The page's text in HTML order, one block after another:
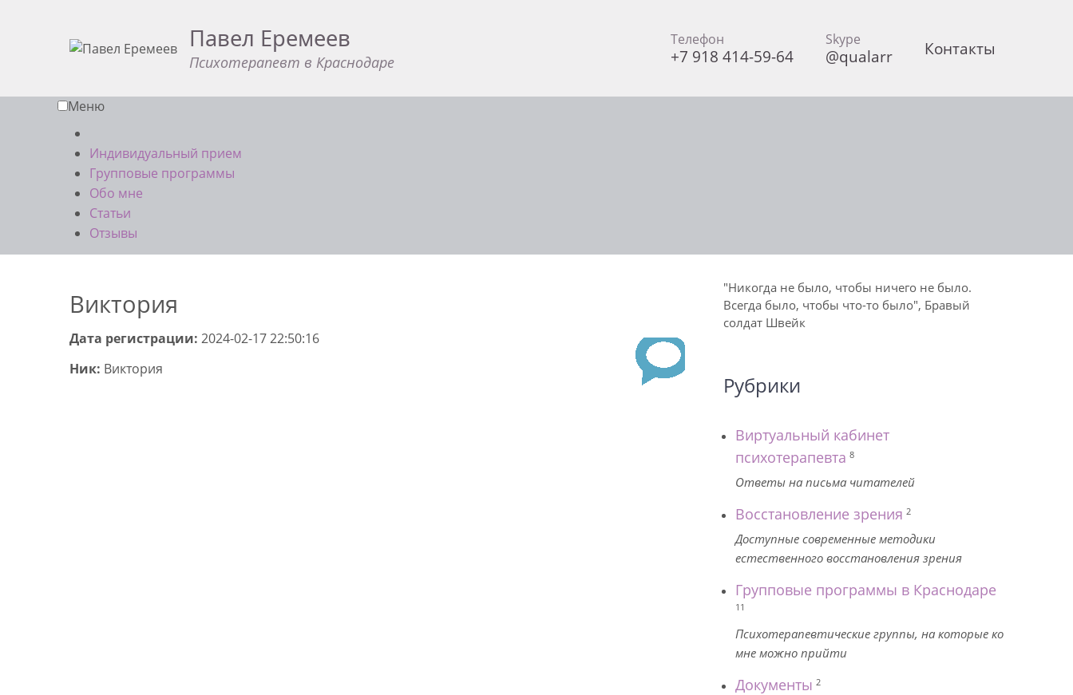
Павел Еремеев
Психотерапевт в Краснодаре
Телефон
+7 918 414-59-64
Skype
@qualarr Контакты
Меню
Индивидуальный прием
Групповые программы
Обо мне
Статьи
Отзывы
Виктория
Дата регистрации: 2024-02-17 22:50:16
Ник: Виктория
"Никогда не было, чтобы ничего не было.
Всегда было, чтобы что-то было", Бравый
солдат Швейк
Рубрики
Виртуальный кабинет
психотерапевта 8
Ответы на письма читателей
Восстановление зрения 2
Доступные современные методики
естественного восстановления зрения
Групповые программы в Краснодаре
11
Психотерапевтические группы, на которые ко
мне можно прийти
Документы 2